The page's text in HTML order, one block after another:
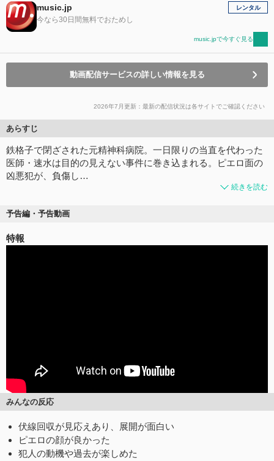
music.jp
今なら30日間無料でおためし
レンタル
music.jpで今すぐ見る
動画配信サービスの詳しい情報を見る
2026年7月更新：最新の配信状況は各サイトでご確認ください
あらすじ
鉄格子で閉ざされた元精神科病院。一日限りの当直を代わった
医師・速水は目的の見えない事件に巻き込まれる。ピエロ面の
凶悪犯が、負傷し…
続きを読む
予告編・予告動画
特報
みんなの反応
伏線回収が見応えあり、展開が面白い
ピエロの顔が良かった
犯人の動機や過去が楽しめた